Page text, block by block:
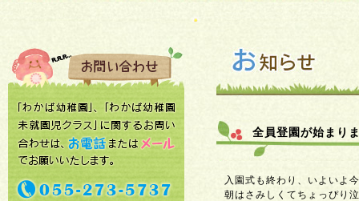
全員登園が始まり
入園式も終わり、いよいよ
朝はさみしくてちょっぴり